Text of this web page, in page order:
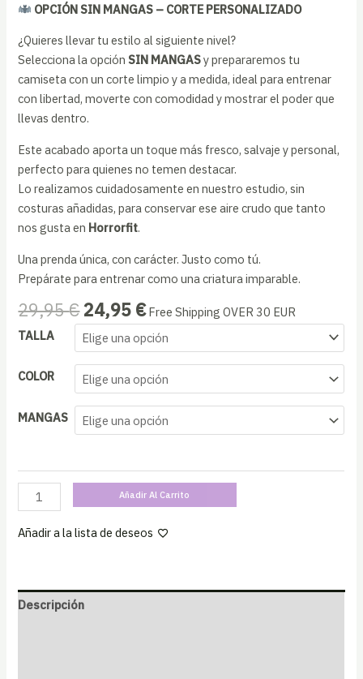
OPCIÓN SIN MANGAS – CORTE PERSONALIZADO
¿Quieres llevar tu estilo al siguiente nivel?
Selecciona la opción SIN MANGASy prepararemos tu
camiseta con un corte limpio y a medida, ideal para entrenar
con libertad, moverte con comodidad y mostrar el poder que
llevas dentro.
Este acabado aporta un toque más fresco, salvaje y personal,
perfecto para quienes no temen destacar.
Lo realizamos cuidadosamente en nuestro estudio, sin
costuras añadidas, para conservar ese aire crudo que tanto
nos gusta en Horrorfit.
Una prenda única, con carácter. Justo como tú.
Prepárate para entrenar como una criatura imparable.
29,95€El
precio
original
era:
29,95 €.
24,95 €El
precio
actual
es:
24,95 €.
Free Shipping OVER 30 EUR
TALLA
COLOR
MANGAS
shirt
workout
Love
cantidad
Añadir Al Carrito
Añadir a la lista de deseos
Descripción